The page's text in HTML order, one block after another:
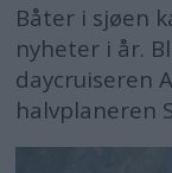
Båter i sjøen
nyheter i år.
daycruiseren
halvplaneren